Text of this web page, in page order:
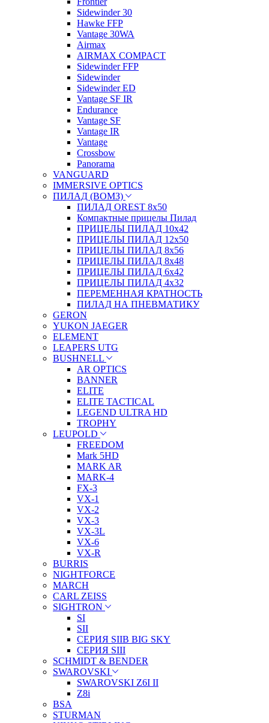
Sidewinder 30
Hawke FFP
Vantage 30WA
Airmax
AIRMAX COMPACT
Sidewinder FFP
Sidewinder
Sidewinder ED
Vantage SF IR
Endurance
Vantage SF
Vantage IR
Vantage
Crossbow
Panorama
VANGUARD
IMMERSIVE OPTICS
ПИЛАД (ВОМЗ)
ПИЛАД OREST 8х50
Компактные прицелы Пилад
ПРИЦЕЛЫ ПИЛАД 10х42
ПРИЦЕЛЫ ПИЛАД 12х50
ПРИЦЕЛЫ ПИЛАД 8х56
ПРИЦЕЛЫ ПИЛАД 8х48
ПРИЦЕЛЫ ПИЛАД 6х42
ПРИЦЕЛЫ ПИЛАД 4х32
ПЕРЕМЕННАЯ КРАТНОСТЬ
ПИЛАД НА ПНЕВМАТИКУ
GERON
YUKON JAEGER
ELEMENT
LEAPERS UTG
BUSHNELL
AR OPTICS
BANNER
ELITE
ELITE TACTICAL
LEGEND ULTRA HD
TROPHY
LEUPOLD
FREEDOM
Mark 5HD
MARK AR
MARK-4
FX-3
VX-1
VX-2
VX-3
VX-3L
VX-6
VX-R
BURRIS
NIGHTFORCE
MARCH
CARL ZEISS
SIGHTRON
SI
SII
СЕРИЯ SIIB BIG SKY
СЕРИЯ SIII
SCHMIDT & BENDER
SWAROVSKI
SWAROVSKI Z6I II
Z8i
BSA
STURMAN